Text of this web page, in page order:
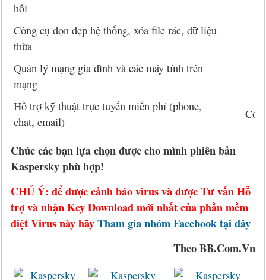
hồi
Công cụ dọn dẹp hệ thống, xóa file rác, dữ liệu
thừa
Quản lý mạng gia đình và các máy tính trên
mạng
Hỗ trợ kỹ thuật trực tuyến miễn phí (phone,
chat, email)
Có
Chúc các bạn lựa chọn được cho mình phiên bản
Kaspersky phù hợp!
CHÚ Ý: để được cảnh báo virus và được Tư vấn Hỗ
trợ và nhận Key Download mới nhất của phần mềm
diệt Virus này hãyTham gia nhóm Facebook tại đây
Theo BB.Com.Vn